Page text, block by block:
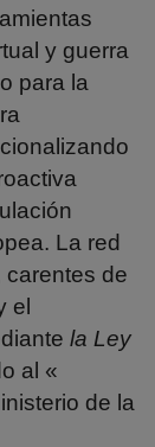
y guerra
para la
La red
carentes de
el
la Ley
al «
de la